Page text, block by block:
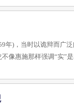
年)，当时以诡辩而广
像惠施那样强调“实